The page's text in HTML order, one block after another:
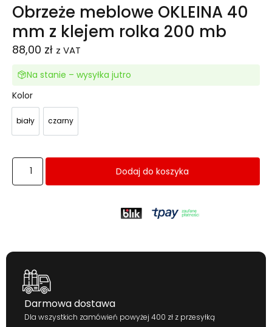
Obrzeże meblowe OKLEINA 40
mm z klejem rolka 200 mb
88,00 zł z VAT
Na stanie – wysyłka jutro
Kolor
biały
biały
czarny
czarny
Dodaj do koszyka
Darmowa dostawa
Dla wszystkich zamówień powyżej 400 zł z przesyłką